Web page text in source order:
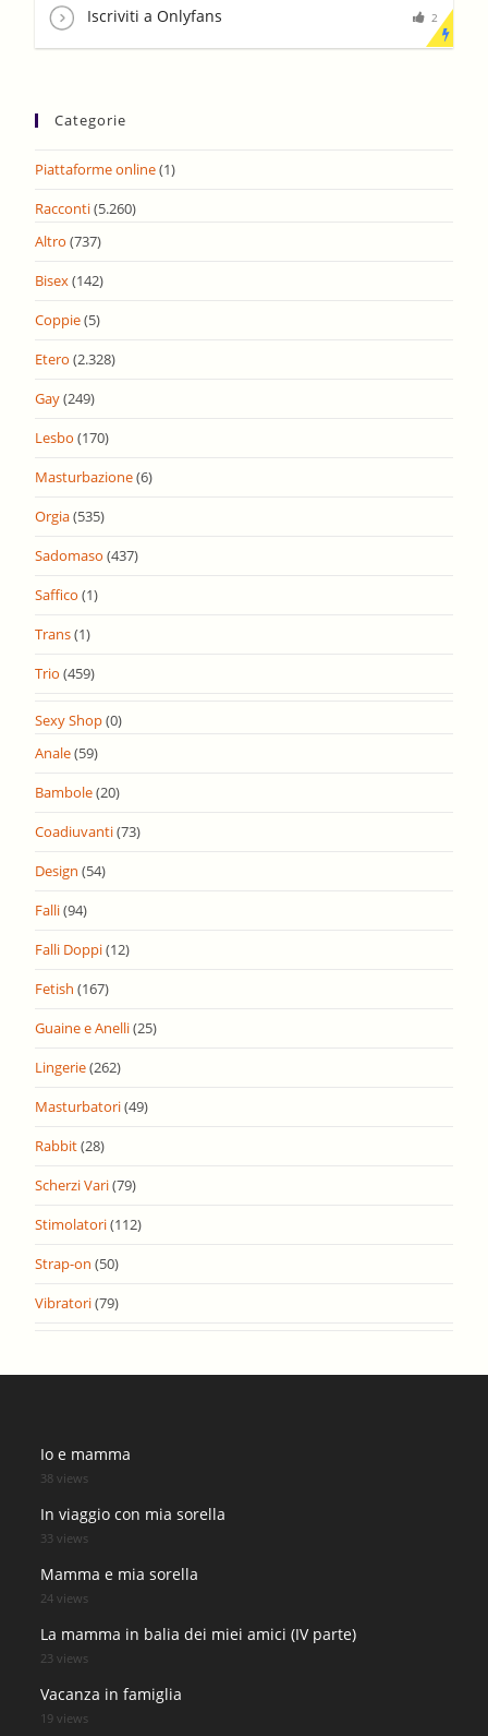
Iscriviti a Onlyfans 2
Categorie
Piattaforme online(1)
Racconti(5.260)
Altro (737)
Bisex(142)
Coppie(5)
Etero (2.328)
Gay(249)
Lesbo (170)
Masturbazione(6)
Orgia(535)
Sadomaso (437)
Saffico (1)
Trans(1)
Trio (459)
Sexy Shop(0)
Anale(59)
Bambole(20)
Coadiuvanti(73)
Design (54)
Falli(94)
Falli Doppi(12)
Fetish (167)
Guaine e Anelli(25)
Lingerie(262)
Masturbatori(49)
Rabbit(28)
Scherzi Vari(79)
Stimolatori(112)
Strap-on (50)
Vibratori(79)
Io e mamma
38 views
In viaggio con mia sorella
33 views
Mamma e mia sorella
24 views
La mamma in balia dei miei amici (IV parte)
23 views
Vacanza in famiglia
19 views